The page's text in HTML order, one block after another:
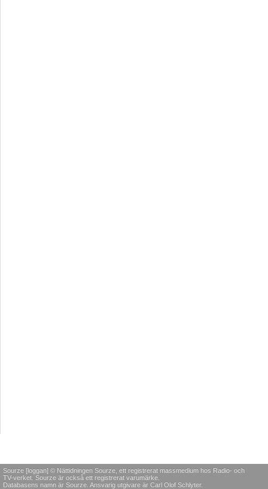
Sourze [loggan] © Nättidningen Sourze, ett registrerat massmedium hos Radio- och
TV-verket. Sourze är också ett registrerat varumärke.
Databasens namn är Sourze. Ansvarig utgivare är Carl Olof Schlyter.